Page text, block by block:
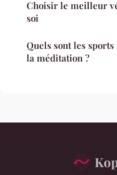
Choisir le meilleur
soi
Quels sont les
la méditation ?